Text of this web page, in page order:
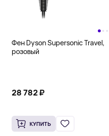
Фен Dyson Supersonic Travel,
розовый
28 782 ₽
КУПИТЬ